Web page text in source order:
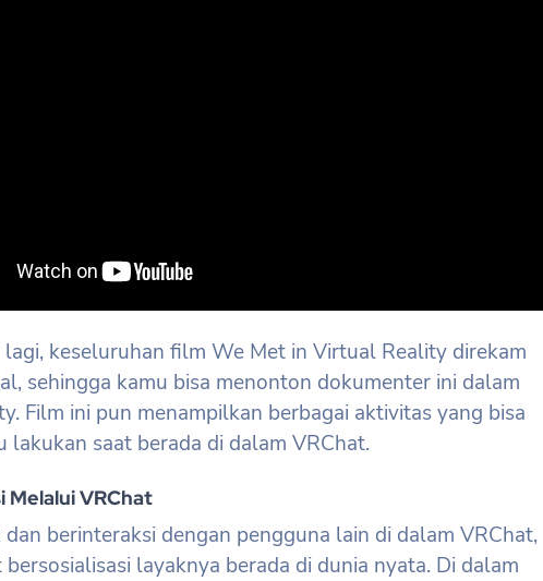
lagi, keseluruhan film We Met in Virtual Reality direkam
sehingga kamu bisa menonton dokumenter ini dalam
Film ini pun menampilkan berbagai aktivitas yang bisa
lakukan saat berada di dalam VRChat.
Melalui VRChat
dan berinteraksi dengan pengguna lain di dalam VRChat,
layaknya berada di dunia nyata. Di dalam